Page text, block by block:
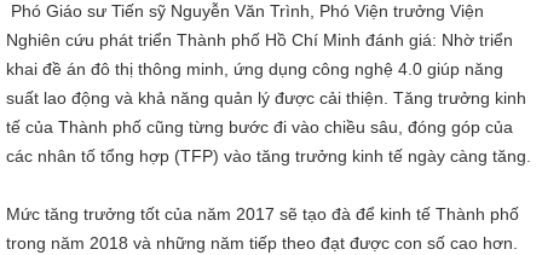
Phó Giáo sư Tiến sỹ Nguyễn Văn Trình, Phó Viện trưởng Viện
Nghiên cứu phát triển Thành phố Hồ Chí Minh đánh giá: Nhờ triển
khai đề án đô thị thông minh, ứng dụng công nghệ 4.0 giúp năng
suất lao động và khả năng quản lý được cải thiện. Tăng trưởng kinh
tế của Thành phố cũng từng bước đi vào chiều sâu, đóng góp của
các nhân tố tổng hợp (TFP) vào tăng trưởng kinh tế ngày càng tăng.
Mức tăng trưởng tốt của năm 2017 sẽ tạo đà để kinh tế Thành phố
trong năm 2018 và những năm tiếp theo đạt được con số cao hơn.